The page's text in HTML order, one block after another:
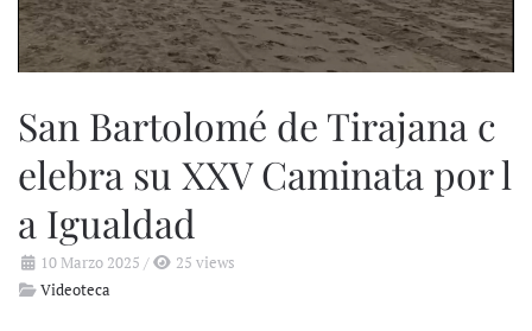
San Bartolomé de Tirajana c
elebra su XXV Caminata por l
a Igualdad
10 Marzo 2025 /
25 views
Videoteca